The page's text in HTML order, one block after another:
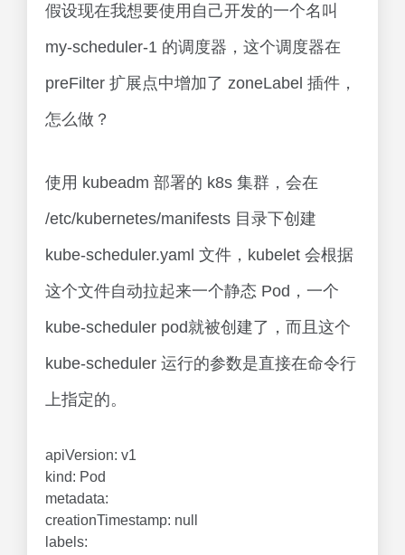
假设现在我想要使用自己开发的一个名叫
my-scheduler-1 的调度器，这个调度器在
preFilter 扩展点中增加了 zoneLabel 插件，
怎么做？
使用 kubeadm 部署的 k8s 集群，会在
/etc/kubernetes/manifests 目录下创建
kube-scheduler.yaml 文件，kubelet 会根据
这个文件自动拉起来一个静态 Pod，一个
kube-scheduler pod就被创建了，而且这个
kube-scheduler 运行的参数是直接在命令行
上指定的。
apiVersion: v1
kind: Pod
metadata:
creationTimestamp: null
labels: